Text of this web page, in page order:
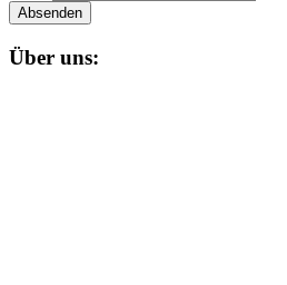
Absenden
Über uns: